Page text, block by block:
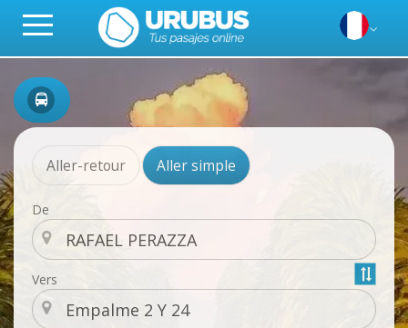
Aller-retour Aller simple
De
Vers